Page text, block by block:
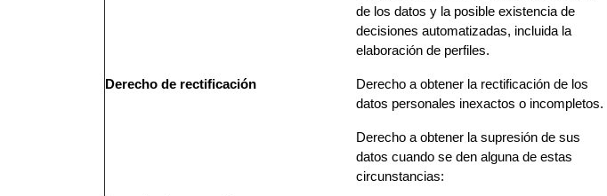
de los datos y la posible existencia de
decisiones automatizadas, incluida la
elaboración de perfiles.
Derecho de rectificación
Derecho a obtener la rectificación de los
datos personales inexactos o incompletos.
Derecho a obtener la supresión de sus
datos cuando se den alguna de estas
circunstancias: